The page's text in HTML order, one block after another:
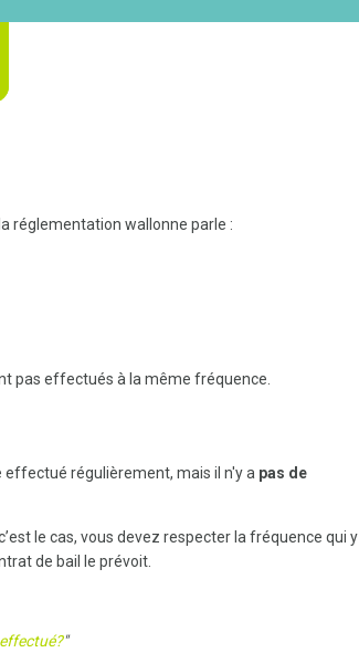
réglementation wallonne parle :
pas effectués à la même fréquence.
effectué régulièrement, mais il n'y a pas de
le cas, vous devez respecter la fréquence qui y
de bail le prévoit.
"